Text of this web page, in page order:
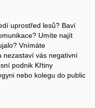
uprostřed lesů? Baví
Umíte najít
Vnímáte
nezastaví vás negativní
podnik Křtiny
nebo kolegu do public